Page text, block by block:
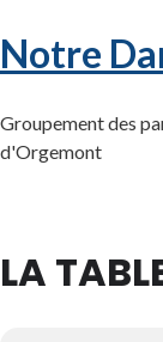
Notre
Groupement des
d'Orgemont
LA